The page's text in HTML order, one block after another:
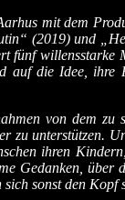
mit dem
(2019) und
fünf willensstarke
auf die Idee, ihre
von dem
zu unterstützen.
ihren
Gedanken, über
sonst den